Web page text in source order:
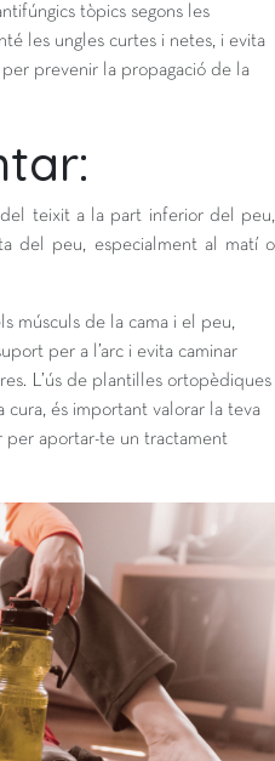
tòpics segons les
les ungles curtes i netes, i evita
prevenir la propagació de la
del teixit a la part inferior del peu,
del peu, especialment al matí o
músculs de la cama i el peu,
per a l’arc i evita caminar
L’ús de plantilles ortopèdiques
és important valorar la teva
per aportar-te un tractament